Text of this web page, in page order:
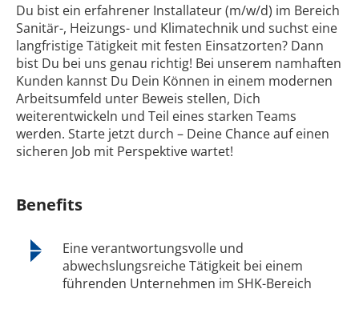
Du bist ein erfahrener Installateur (m/w/d) im Bereich
Sanitär-, Heizungs- und Klimatechnik und suchst eine
langfristige Tätigkeit mit festen Einsatzorten? Dann
bist Du bei uns genau richtig! Bei unserem namhaften
Kunden kannst Du Dein Können in einem modernen
Arbeitsumfeld unter Beweis stellen, Dich
weiterentwickeln und Teil eines starken Teams
werden. Starte jetzt durch – Deine Chance auf einen
sicheren Job mit Perspektive wartet!
Benefits
Eine verantwortungsvolle und
abwechslungsreiche Tätigkeit bei einem
führenden Unternehmen im SHK-Bereich